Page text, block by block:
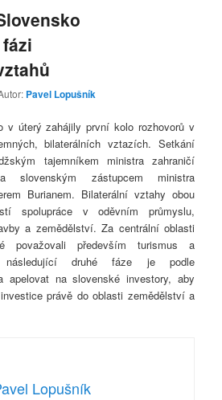
Pavel Lopušník
v úterý zahájily první kolo rozhovorů v
bilaterálních vztazích. Setkání
tajemníkem ministra zahraničí
slovenským zástupcem ministra
Burianem. Bilaterální vztahy obou
spolupráce v oděvním průmyslu,
a zemědělství. Za centrální oblasti
považovali především turismus a
následující druhé fáze je podle
apelovat na slovenské investory, aby
právě do oblasti zemědělství a
Lopušník